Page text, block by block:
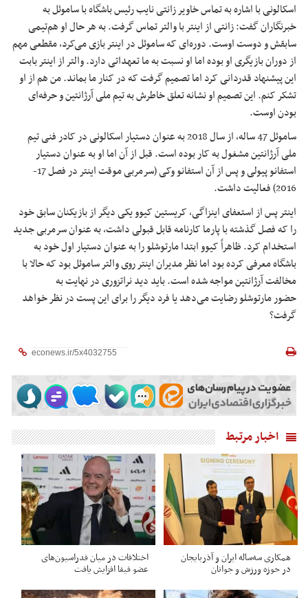
اسکالونی با اشاره به تماس خاویر زانتی نایب رئیس باشگاه با ساموئل به
خبرنگاران گفت: زانتی از اینتر با والتر تماس گرفت. به هر حال او هم‌تیمی
سابقش و دوست اوست. دوره‌ای که ساموئل در اینتر بازی می‌کرد، مقطعی مهم
از دوران بازیگری او بوده اما او نسبت به ما تعهداتی دارد. والتر از اینتر بابت
این پیشنهاد قدردانی کرد اما تصمیم گرفت که در کنار ما بماند. من هم از او
تشکر کنم. این تصمیم او نشانه تعلق خاطرش به تیم ملی آرژانتین و حرفه‌ای
بودن اوست.
ساموئل 47 ساله، از سال 2018 به عنوان دستیار اسکالونی در کادر فنی تیم
ملی آرژانتین مشغول به کار بوده است. قبل از آن اما او به عنوان دستیار
استفانو پیولی و پس از آن استفانو وکی (سرمربی موقت اینتر در فصل 17-
2016) فعالیت داشت.
اینتر پس از استعفای اینزاگی، کریستین کیوو یکی دیگر از بازیکنان سابق خود
را که فصل گذشته با پارما کارنامه قابل قبولی داشت، به عنوان سرمربی جدید
استخدام کرد. ظاهراً کیوو ابتدا مارتوشلو را به عنوان دستیار اول خود به
باشگاه معرفی کرده بود اما نظر مدیران اینتر روی والتر ساموئل بود که حالا با
مخالفت آرژانتین مواجه شده است. باید دید نراتزوری در نهایت به
حضور مارتوشلو رضایت می‌دهد یا فرد دیگر را برای این پست در نظر خواهد
گرفت؟
اخبار مرتبط
همکاری سه‌ساله ایران و آذربایجان
در حوزه ورزش و جوانان
اختلافات در میان فدراسیون‌های
عضو فیفا افزایش یافت